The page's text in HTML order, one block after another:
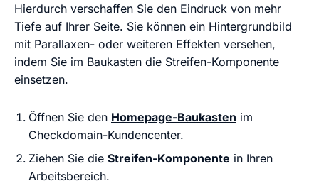
Hierdurch verschaffen Sie den Eindruck von mehr
Tiefe auf Ihrer Seite. Sie können ein Hintergrundbild
mit Parallaxen- oder weiteren Effekten versehen,
indem Sie im Baukasten die Streifen-Komponente
einsetzen.
Öffnen Sie den Homepage-Baukasten im
Checkdomain-Kundencenter.
Ziehen Sie die Streifen-Komponente in Ihren
Arbeitsbereich.